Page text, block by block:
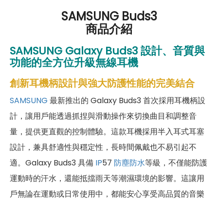
SAMSUNG Buds3
商品介紹
SAMSUNG Galaxy Buds3設計、音質與
功能的全方位升級無線耳機
創新耳機柄設計與強大防護性能的完美結合
SAMSUNG 最新推出的 Galaxy Buds3 首次採用耳機柄設
計，讓用戶能透過抓捏與滑動操作來切換曲目和調整音
量，提供更直觀的控制體驗。這款耳機採用半入耳式耳塞
設計，兼具舒適性與穩定性，長時間佩戴也不易引起不
適。Galaxy Buds3 具備 IP57 防塵防水等級，不僅能防護
運動時的汗水，還能抵擋雨天等潮濕環境的影響。這讓用
戶無論在運動或日常使用中，都能安心享受高品質的音樂